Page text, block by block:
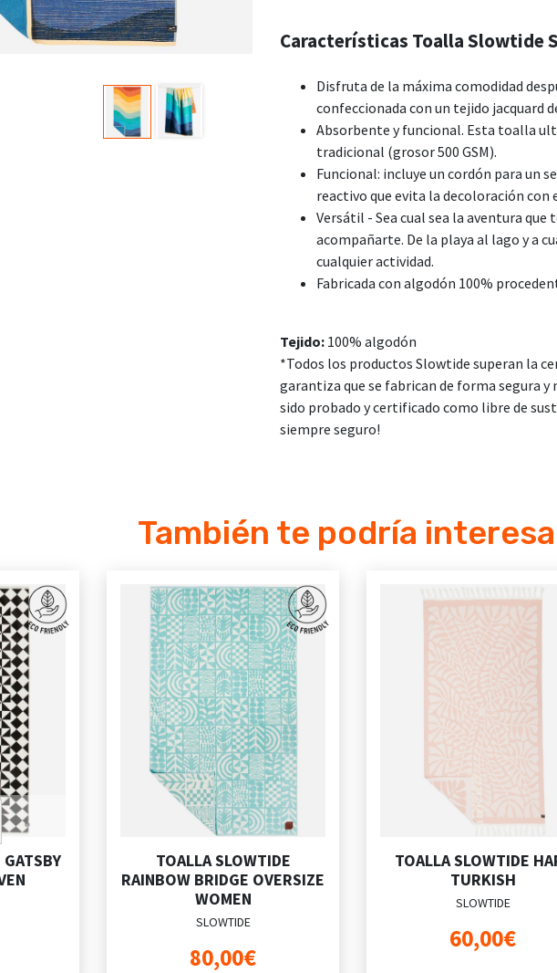
Características Toalla Slowtide
Disfruta de la máxima comodidad
confeccionada con un tejido jacquard
Absorbente y funcional. Esta toalla
tradicional (grosor 500 GSM).
Funcional: incluye un cordón para un
reactivo que evita la decoloración con
Versátil - Sea cual sea la aventura
acompañarte. De la playa al lago y a
cualquier actividad.
Fabricada con algodón 100%
Tejido: 100% algodón
*Todos los productos Slowtide superan la
garantiza que se fabrican de forma segura
sido probado y certificado como libre de
siempre seguro!
También te podría
TOALLA SLOWTIDE
RAINBOW BRIDGE OVERSIZE
WOMEN
SLOWTIDE
80,00€
TOALLA SLOWTIDE
TURKISH
SLOWTIDE
60,00€